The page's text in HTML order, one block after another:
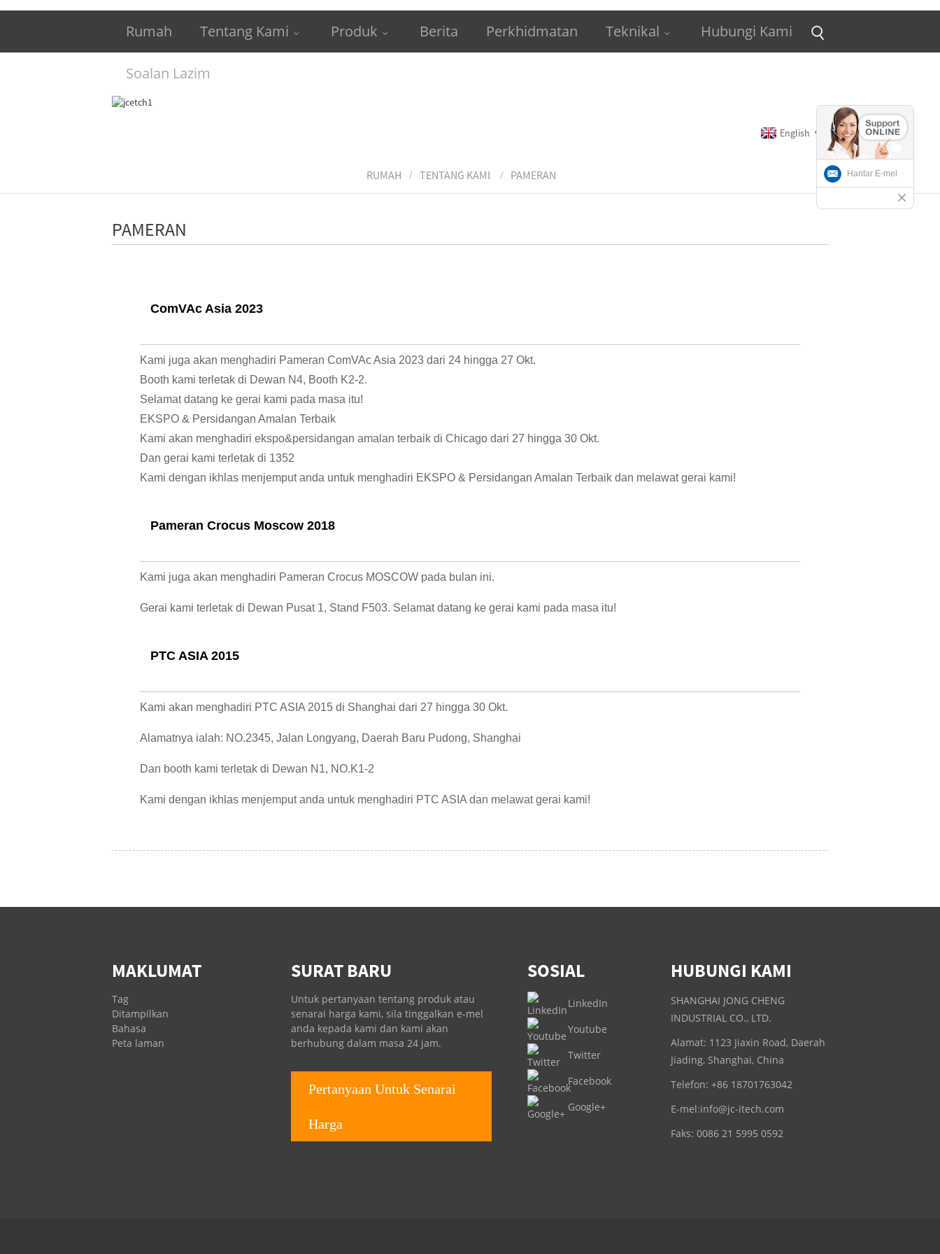
Rumah Tentang Kami Produk Berita Perkhidmatan Teknikal Hubungi Kami
Soalan Lazim
English
RUMAH TENTANG KAMI PAMERAN
PAMERAN
ComVAc Asia 2023
Kami juga akan menghadiri Pameran ComVAc Asia 2023 dari 24 hingga 27 Okt.
Booth kami terletak di Dewan N4, Booth K2-2.
Selamat datang ke gerai kami pada masa itu!
EKSPO & Persidangan Amalan Terbaik
Kami akan menghadiri ekspo&persidangan amalan terbaik di Chicago dari 27 hingga 30 Okt.
Dan gerai kami terletak di 1352
Kami dengan ikhlas menjemput anda untuk menghadiri EKSPO & Persidangan Amalan Terbaik dan melawat gerai kami!
Pameran Crocus Moscow 2018
Kami juga akan menghadiri Pameran Crocus MOSCOW pada bulan ini.
Gerai kami terletak di Dewan Pusat 1, Stand F503. Selamat datang ke gerai kami pada masa itu!
PTC ASIA 2015
Kami akan menghadiri PTC ASIA 2015 di Shanghai dari 27 hingga 30 Okt.
Alamatnya ialah: NO.2345, Jalan Longyang, Daerah Baru Pudong, Shanghai
Dan booth kami terletak di Dewan N1, NO.K1-2
Kami dengan ikhlas menjemput anda untuk menghadiri PTC ASIA dan melawat gerai kami!
MAKLUMAT
Tag
Ditampilkan
Bahasa
Peta laman
SURAT BARU
Untuk pertanyaan tentang produk atau
senarai harga kami, sila tinggalkan e-mel
anda kepada kami dan kami akan
berhubung dalam masa 24 jam.
Pertanyaan Untuk Senarai
Harga
SOSIAL
LinkedIn
Youtube
Twitter
Facebook
Google+
HUBUNGI KAMI
SHANGHAI JONG CHENG
INDUSTRIAL CO., LTD.
Alamat: 1123 Jiaxin Road, Daerah
Jiading, Shanghai, China
Telefon: +86 18701763042
E-mel:info@jc-itech.com
Faks: 0086 21 5995 0592
Hantar E-mel